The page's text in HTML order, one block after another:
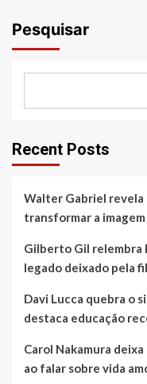
Pesquisar
Recent Posts
Walter Gabriel revela
transformar a
Gilberto Gil relembra
legado deixado pela
Davi Lucca quebra o
destaca educação
Carol Nakamura
ao falar sobre vida